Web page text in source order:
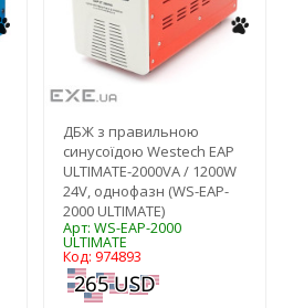
ДБЖ з правильною
синусоїдою Westech EAP
ULTIMATE-2000VA / 1200W
24V, однофазн (WS-EAP-
2000 ULTIMATE)
Арт: WS-EAP-2000
ULTIMATE
Код: 974893